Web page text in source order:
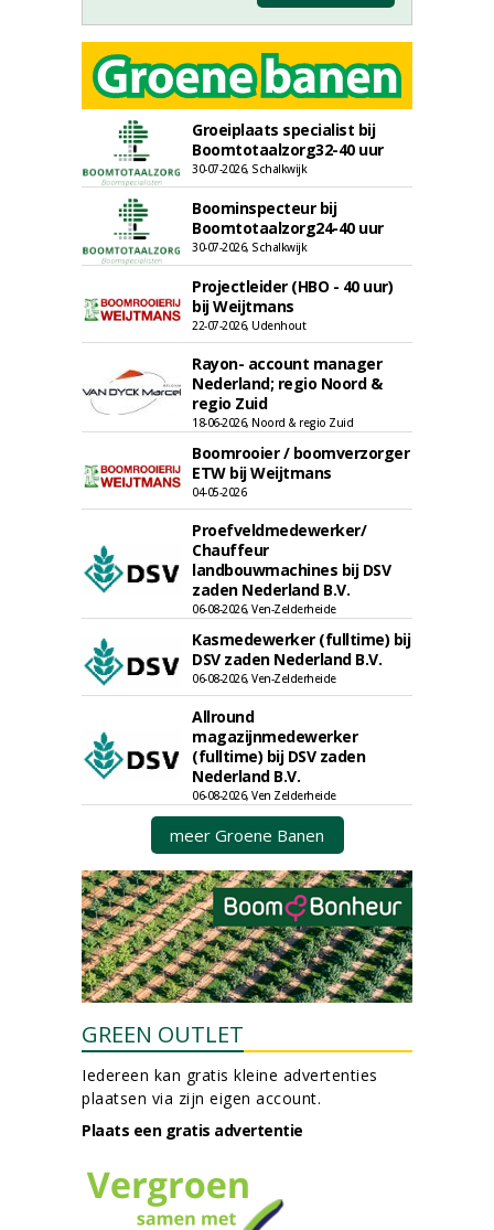
Groeiplaats specialist bij
Boomtotaalzorg32-40 uur
30-07-2026, Schalkwijk
Boominspecteur bij
Boomtotaalzorg24-40 uur
30-07-2026, Schalkwijk
Projectleider (HBO - 40 uur)
bij Weijtmans
22-07-2026, Udenhout
Rayon- account manager
Nederland; regio Noord &
regio Zuid
18-06-2026, Noord & regio Zuid
Boomrooier / boomverzorger
ETW bij Weijtmans
04-05-2026
Proefveldmedewerker/
Chauffeur
landbouwmachines bij DSV
zaden Nederland B.V.
06-08-2026, Ven-Zelderheide
Kasmedewerker (fulltime) bij
DSV zaden Nederland B.V.
06-08-2026, Ven-Zelderheide
Allround
magazijnmedewerker
(fulltime) bij DSV zaden
Nederland B.V.
06-08-2026, Ven Zelderheide
meer Groene Banen
GREEN OUTLET
Iedereen kan gratis kleine advertenties
plaatsen via zijn eigen account.
Plaats een gratis advertentie